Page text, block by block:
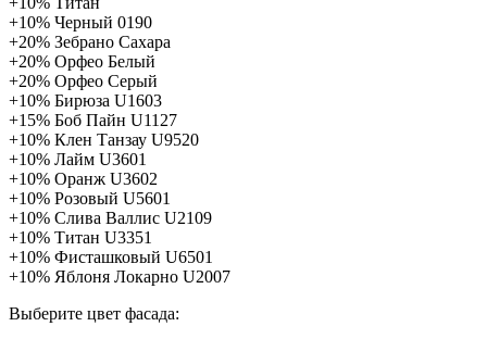
+10% Черный 0190
+20% Зебрано Сахара
+20% Орфео Белый
+20% Орфео Серый
+10% Бирюза U1603
+15% Боб Пайн U1127
+10% Клен Танзау U9520
+10% Лайм U3601
+10% Оранж U3602
+10% Розовый U5601
+10% Слива Валлис U2109
+10% Титан U3351
+10% Фисташковый U6501
+10% Яблоня Локарно U2007
Выберите цвет фасада: